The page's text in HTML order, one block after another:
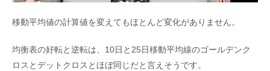
移動平均値の計算値を変えてもほとんど変化がありません。
均衡表の好転と逆転は、10日と25日移動平均線のゴールデンク
ロスとデットクロスとほぼ同じだと言えそうです。